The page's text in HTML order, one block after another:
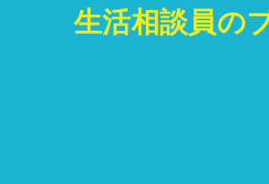
生活相談員の